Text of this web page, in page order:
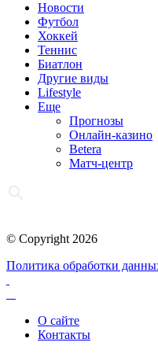
Новости
Футбол
Хоккей
Теннис
Биатлон
Другие виды
Lifestyle
Еще
Прогнозы
Онлайн-казино
Betera
Матч-центр
© Copyright 2026
Политика обработки
О сайте
Контакты